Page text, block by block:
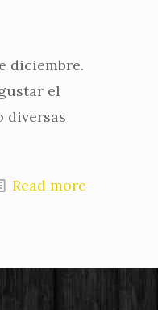
diciembre.
el
diversas
Read more